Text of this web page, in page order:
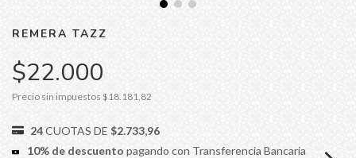
REMERA TAZZ
$22.000
Precio sin impuestos $18.181,82
24CUOTAS DE $2.733,96
10% de descuento pagando con Transferencia Bancaria